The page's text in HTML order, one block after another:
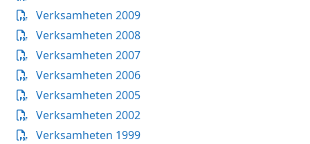
Verksamheten 2009
Verksamheten 2008
Verksamheten 2007
Verksamheten 2006
Verksamheten 2005
Verksamheten 2002
Verksamheten 1999